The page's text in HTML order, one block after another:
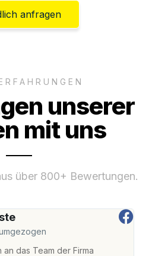
anfragen
unserer
mit uns
über 800+ Bewertungen.
das Team der Firma